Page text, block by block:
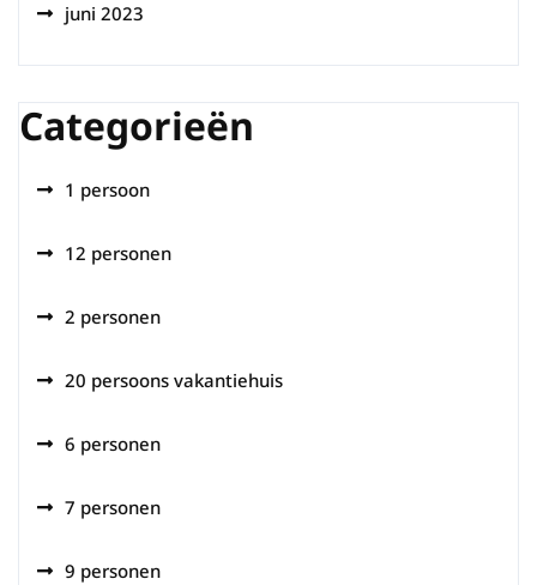
juni 2023
Categorieën
1 persoon
12 personen
2 personen
20 persoons vakantiehuis
6 personen
7 personen
9 personen